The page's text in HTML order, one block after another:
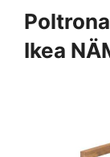
Ikea